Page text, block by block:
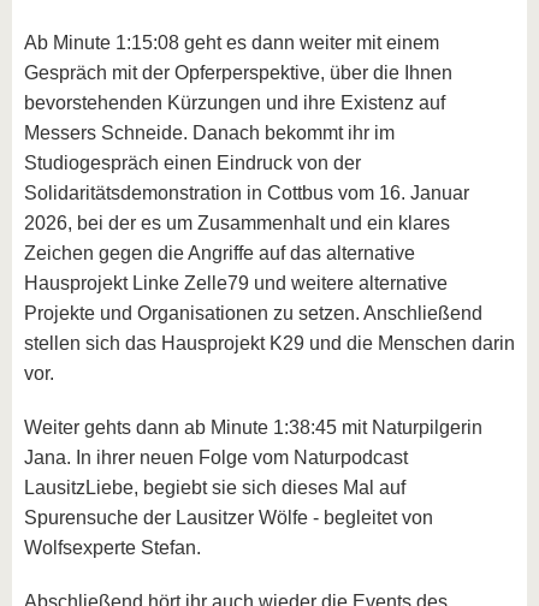
Ab Minute 1:15:08 geht es dann weiter mit einem
Gespräch mit der Opferperspektive, über die Ihnen
bevorstehenden Kürzungen und ihre Existenz auf
Messers Schneide. Danach bekommt ihr im
Studiogespräch einen Eindruck von der
Solidaritätsdemonstration in Cottbus vom 16. Januar
2026, bei der es um Zusammenhalt und ein klares
Zeichen gegen die Angriffe auf das alternative
Hausprojekt Linke Zelle79 und weitere alternative
Projekte und Organisationen zu setzen. Anschließend
stellen sich das Hausprojekt K29 und die Menschen darin
vor.
Weiter gehts dann ab Minute 1:38:45 mit Naturpilgerin
Jana. In ihrer neuen Folge vom Naturpodcast
LausitzLiebe, begiebt sie sich dieses Mal auf
Spurensuche der Lausitzer Wölfe - begleitet von
Wolfsexperte Stefan.
Abschließend hört ihr auch wieder die Events des